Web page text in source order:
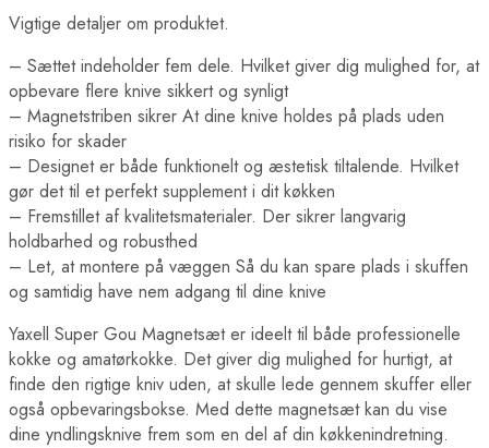
Vigtige detaljer om produktet.
– Sættet indeholder fem dele. Hvilket giver dig mulighed for, at
opbevare flere knive sikkert og synligt
– Magnetstriben sikrer At dine knive holdes på plads uden
risiko for skader
– Designet er både funktionelt og æstetisk tiltalende. Hvilket
gør det til et perfekt supplement i dit køkken
– Fremstillet af kvalitetsmaterialer. Der sikrer langvarig
holdbarhed og robusthed
– Let, at montere på væggen Så du kan spare plads i skuffen
og samtidig have nem adgang til dine knive
Yaxell Super Gou Magnetsæt er ideelt til både professionelle
kokke og amatørkokke. Det giver dig mulighed for hurtigt, at
finde den rigtige kniv uden, at skulle lede gennem skuffer eller
også opbevaringsbokse. Med dette magnetsæt kan du vise
dine yndlingsknive frem som en del af din køkkenindretning.